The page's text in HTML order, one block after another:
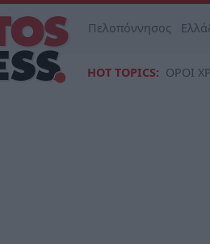
Πελοπόννησος
HOT TOPICS: ΟΡΟΙ